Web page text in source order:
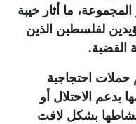
ما أثار خيبة
لفلسطين الذين
القضية.
احتجاجية
الاحتلال أو
نشاطها بشكل لافت